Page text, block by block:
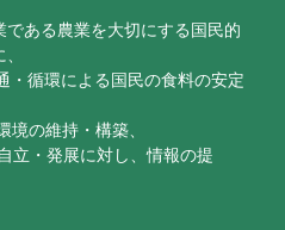
ある農業を大切にする国民的
・循環による国民の食料の安定
の維持・構築、
立・発展に対し、情報の提